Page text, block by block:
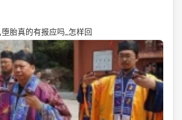
胎真的有报应吗_怎样回